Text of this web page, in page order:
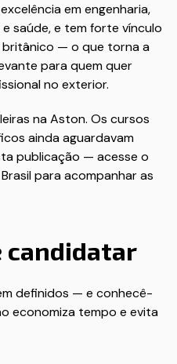
em engenharia,
saúde, e tem forte vínculo
— o que torna a
para quem quer
no exterior.
na Aston. Os cursos
ainda aguardavam
publicação — acesse o
para acompanhar as
candidatar
definidos — e conhecê-
economiza tempo e evita